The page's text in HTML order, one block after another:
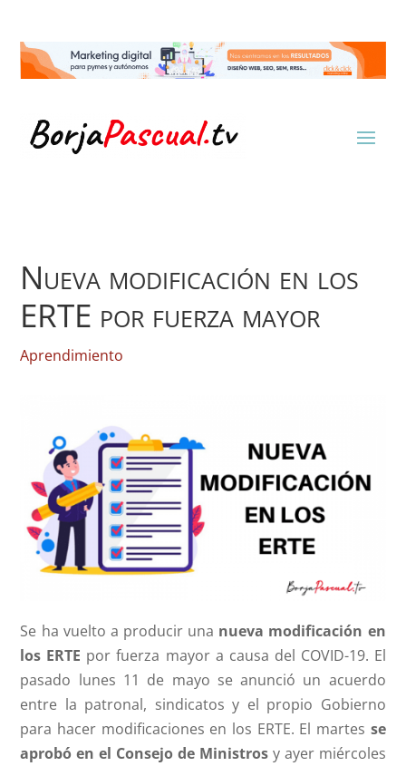
Nueva modificación en los
ERTE por fuerza mayor
Aprendimiento
Se ha vuelto a producir una nueva modificación en
los ERTE por fuerza mayor a causa del COVID-19. El
pasado lunes 11 de mayo se anunció un acuerdo
entre la patronal, sindicatos y el propio Gobierno
para hacer modificaciones en los ERTE. El martes se
aprobó en el Consejo de Ministrosy ayer miércoles